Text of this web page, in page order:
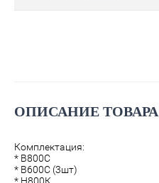
ОПИСАНИЕ ТОВАРА
Комплектация:
* В800С
* В600С (3шт)